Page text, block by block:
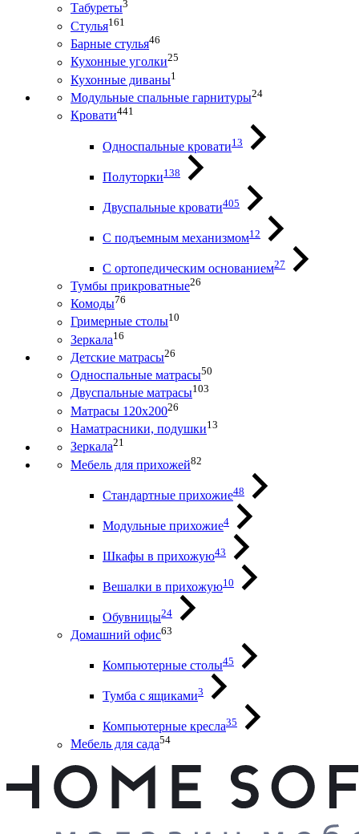
Табуреты3
Стулья161
Барные стулья46
Кухонные уголки25
Кухонные диваны1
Модульные спальные гарнитуры24
Кровати441
Односпальные кровати13
Полуторки138
Двуспальные кровати405
С подъемным механизмом12
С ортопедическим основанием27
Тумбы прикроватные26
Комоды76
Гримерные столы10
Зеркала16
Детские матрасы26
Односпальные матрасы50
Двуспальные матрасы103
Матрасы 120х20026
Наматрасники, подушки13
Зеркала21
Мебель для прихожей82
Стандартные прихожие48
Модульные прихожие4
Шкафы в прихожую43
Вешалки в прихожую10
Обувницы24
Домашний офис63
Компьютерные столы45
Тумба с ящиками3
Компьютерные кресла35
Мебель для сада54